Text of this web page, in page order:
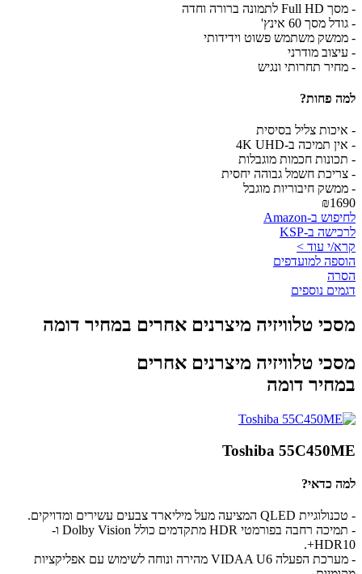
- מסך Full HD לתמונה ברורה וחדה
- גודל מסך 60 אינץ'
- ממשק משתמש פשוט וידידותי
- עיצוב מודרני
- מחיר תחרותי ונגיש
למה פחות?
- איכות צליל בסיסית
- אין תמיכה ב-4K UHD
- תכונות חכמות מוגבלות
- צריכת חשמל גבוהה יחסית
- ממשק חיבוריות מוגבל
₪1690
לחיפוש ב-Amazon
לרכישה ב-KSP
קרא/י עוד >
הוספה למועדפים
הסרה
דגמים נוספים
מסכי טלוויזיה מיצרנים אחרים במחיר דומה
מסכי טלוויזיה מיצרנים אחרים
במחיר דומה
Toshiba 55C450ME
למה כדאי?
- טכנולוגיית QLED המציעה מעל מיליארד צבעים עשירים ומדויקים.
- תמיכה רחבה בפורמטי HDR מתקדמים כולל Dolby Vision ו-
HDR10+.
- מערכת הפעלה VIDAA U6 מהירה ונוחה לשימוש עם אפליקציות